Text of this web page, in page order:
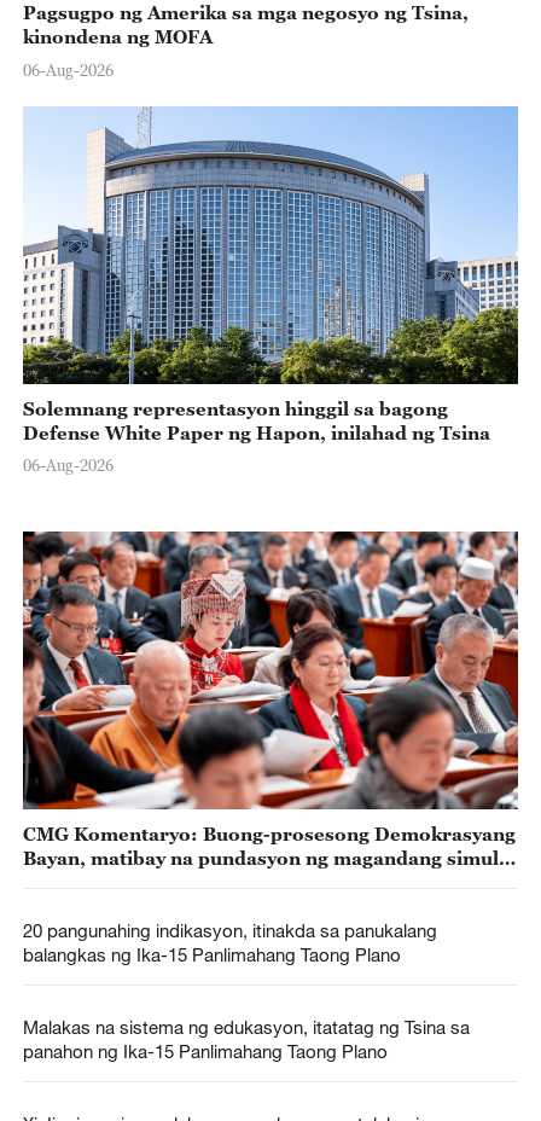
Pagsugpo ng Amerika sa mga negosyo ng Tsina,
kinondena ng MOFA
06-Aug-2026
Solemnang representasyon hinggil sa bagong
Defense White Paper ng Hapon, inilahad ng Tsina
06-Aug-2026
CMG Komentaryo: Buong-prosesong Demokrasyang
Bayan, matibay na pundasyon ng magandang simula
20 pangunahing indikasyon, itinakda sa panukalang
balangkas ng Ika-15 Panlimahang Taong Plano
Malakas na sistema ng edukasyon, itatatag ng Tsina sa
panahon ng Ika-15 Panlimahang Taong Plano